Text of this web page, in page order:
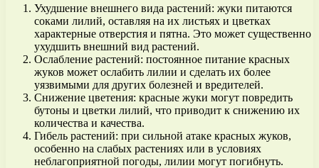
Ухудшение внешнего вида растений: жуки питаются
соками лилий, оставляя на их листьях и цветках
характерные отверстия и пятна. Это может существенно
ухудшить внешний вид растений.
Ослабление растений: постоянное питание красных
жуков может ослабить лилии и сделать их более
уязвимыми для других болезней и вредителей.
Снижение цветения: красные жуки могут повредить
бутоны и цветки лилий, что приводит к снижению их
количества и качества.
Гибель растений: при сильной атаке красных жуков,
особенно на слабых растениях или в условиях
неблагоприятной погоды, лилии могут погибнуть.